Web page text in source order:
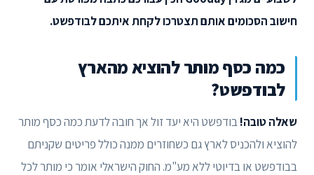
חישוב הסכומים אותם תצטרכו לקחת איתכם לבודפשט.
כמה כסף מותר להוציא מהארץ
לבודפשט?
שאלה טובה!בודפשט היא יעד זול אך חובה לדעת כמה כסף מותר
להוציא ולהכניס לארץ גם כשחוזרים ממנה כולל פריטים שקניתם
בבודפשט או בדיוטי ללא מע"מ. החוק הישראלי אומר כי מותר לכל